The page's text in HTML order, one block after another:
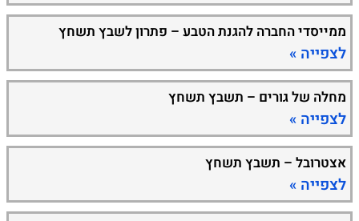
ממייסדי החברה להגנת הטבע – פתרון לשבץ תשחץ
לצפייה »
מחלה של גורים – תשבץ תשחץ
לצפייה »
אצטרובל – תשבץ תשחץ
לצפייה »